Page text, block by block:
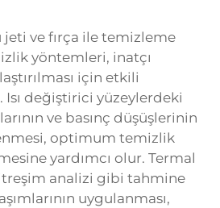
jeti ve fırça ile temizleme
yöntemleri, inatçı
için etkili
değiştirici yüzeylerdeki
ve basınç düşüşlerinin
optimum temizlik
yardımcı olur. Termal
analizi gibi tahmine
uygulanması,